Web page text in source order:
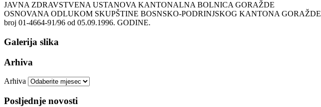
JAVNA ZDRAVSTVENA USTANOVA KANTONALNA BOLNICA GORAŽDE
OSNOVANA ODLUKOM SKUPŠTINE BOSNSKO-PODRINJSKOG KANTONA GORAŽDE
broj 01-4664-91/96 od 05.09.1996. GODINE.
Galerija slika
Arhiva
Arhiva
Posljednje novosti